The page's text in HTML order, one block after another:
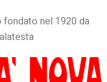
fondato nel 1920 da